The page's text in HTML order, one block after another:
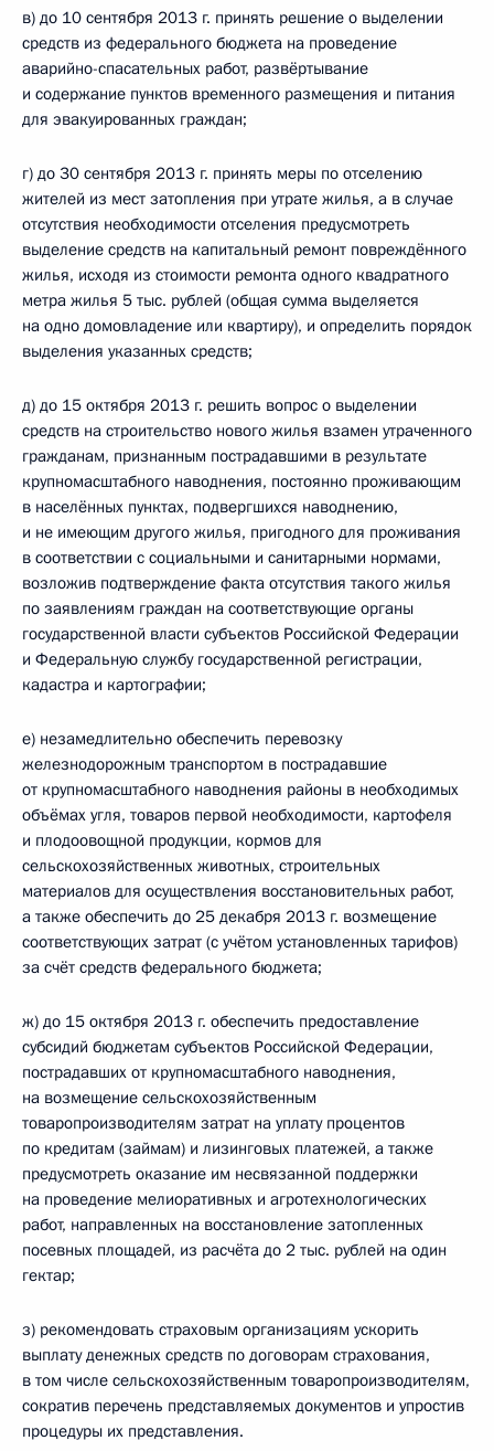
в) до 10 сентября 2013 г. принять решение о выделении
средств из федерального бюджета на проведение
аварийно-спасательных работ, развёртывание
и содержание пунктов временного размещения и питания
для эвакуированных граждан;
г) до 30 сентября 2013 г. принять меры по отселению
жителей из мест затопления при утрате жилья, а в случае
отсутствия необходимости отселения предусмотреть
выделение средств на капитальный ремонт повреждённого
жилья, исходя из стоимости ремонта одного квадратного
метра жилья 5 тыс. рублей (общая сумма выделяется
на одно домовладение или квартиру), и определить порядок
выделения указанных средств;
д) до 15 октября 2013 г. решить вопрос о выделении
средств на строительство нового жилья взамен утраченного
гражданам, признанным пострадавшими в результате
крупномасштабного наводнения, постоянно проживающим
в населённых пунктах, подвергшихся наводнению,
и не имеющим другого жилья, пригодного для проживания
в соответствии с социальными и санитарными нормами,
возложив подтверждение факта отсутствия такого жилья
по заявлениям граждан на соответствующие органы
государственной власти субъектов Российской Федерации
и Федеральную службу государственной регистрации,
кадастра и картографии;
е) незамедлительно обеспечить перевозку
железнодорожным транспортом в пострадавшие
от крупномасштабного наводнения районы в необходимых
объёмах угля, товаров первой необходимости, картофеля
и плодоовощной продукции, кормов для
сельскохозяйственных животных, строительных
материалов для осуществления восстановительных работ,
а также обеспечить до 25 декабря 2013 г. возмещение
соответствующих затрат (с учётом установленных тарифов)
за счёт средств федерального бюджета;
ж) до 15 октября 2013 г. обеспечить предоставление
субсидий бюджетам субъектов Российской Федерации,
пострадавших от крупномасштабного наводнения,
на возмещение сельскохозяйственным
товаропроизводителям затрат на уплату процентов
по кредитам (займам) и лизинговых платежей, а также
предусмотреть оказание им несвязанной поддержки
на проведение мелиоративных и агротехнологических
работ, направленных на восстановление затопленных
посевных площадей, из расчёта до 2 тыс. рублей на один
гектар;
з) рекомендовать страховым организациям ускорить
выплату денежных средств по договорам страхования,
в том числе сельскохозяйственным товаропроизводителям,
сократив перечень представляемых документов и упростив
процедуры их представления.